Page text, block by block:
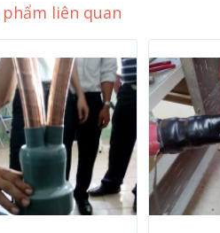
phẩm liên quan